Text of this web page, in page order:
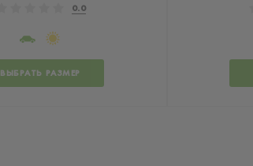
0.0
ВЫБРАТЬ РАЗМЕР